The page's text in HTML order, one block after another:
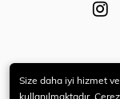
Size daha iyi hizmet
kullanılmaktadır.